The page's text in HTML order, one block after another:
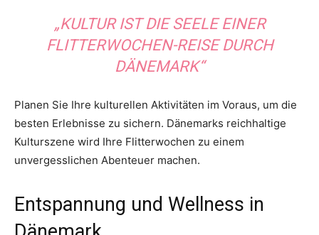
„KULTUR IST DIE SEELE EINER
FLITTERWOCHEN-REISE DURCH
DÄNEMARK“
Planen Sie Ihre kulturellen Aktivitäten im Voraus, um die
besten Erlebnisse zu sichern. Dänemarks reichhaltige
Kulturszene wird Ihre Flitterwochen zu einem
unvergesslichen Abenteuer machen.
Entspannung und Wellness in